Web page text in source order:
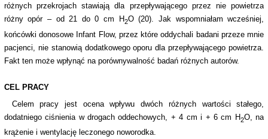
różnych przekrojach stawiają dla przepływającego przez nie powietrza
różny opór – od 21 do 0 cm H2O (20). Jak wspomniałam wcześniej,
końcówki donosowe Infant Flow, przez które oddychali badani przeze mnie
pacjenci, nie stanowią dodatkowego oporu dla przepływającego powietrza.
Fakt ten może wpłynąć na porównywalność badań różnych autorów.
CEL PRACY
Celem pracy jest ocena wpływu dwóch różnych wartości stałego,
dodatniego ciśnienia w drogach oddechowych, + 4 cm i + 6 cm H2O, na
krążenie i wentylację leczonego noworodka.